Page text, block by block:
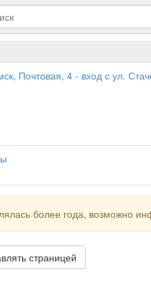
Почтовая, 4 - вход с ул.
более года, возможно
страницей